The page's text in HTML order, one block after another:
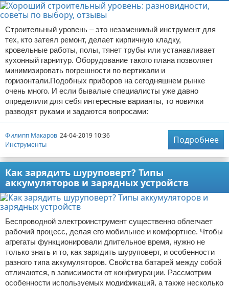
Строительный уровень – это незаменимый инструмент для
тех, кто затеял ремонт, делает кирпичную кладку,
кровельные работы, полы, тянет трубы или устанавливает
кухонный гарнитур. Оборудование такого плана позволяет
минимизировать погрешности по вертикали и
горизонтали.Подобных приборов на сегодняшнем рынке
очень много. И если бывалые специалисты уже давно
определили для себя интересные варианты, то новички
разводят руками и задаются вопросами:
Филипп Макаров 24-04-2019 10:36
Инструменты
Подробнее
Как зарядить шуруповерт? Типы
аккумуляторов и зарядных устройств
Беспроводной электроинструмент существенно облегчает
рабочий процесс, делая его мобильнее и комфортнее. Чтобы
агрегаты функционировали длительное время, нужно не
только знать и то, как зарядить шуруповерт, и особенности
разного типа аккумуляторов. Свойства батарей между собой
отличаются, в зависимости от конфигурации. Рассмотрим
особенности используемых модификаций, а также несколько